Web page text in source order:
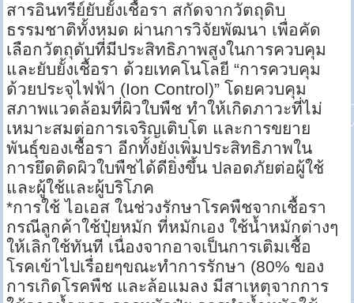
สารอินทรีย์ยับยั้งเชื้อรา สกัดจากวัตถุดิบ
ธรรมชาติทั้งหมด ผ่านการวิจัยพัฒนา เพื่อคัด
เลือกวัตถุดับที่มีประสิทธิภาพสูงในการควบคุม
และยับยั้งเชื้อรา ด้วยเทคโนโลยี “การควบคุม
ด้วยประจุไฟฟ้า (Ion Control)” โดยควบคุม
สภาพแวดล้อมที่ผิวใบพืช ทำให้เกิดภาวะที่ไม่
เหมาะสมต่อการเจริญเติบโต และการขยาย
พันธุ์ของเชื้อรา อีกทั้งยังเพิ่มประสิทธิภาพใน
การยึดติดผิวใบพืชได้ดียิ่งขึ้น ปลอดภัยต่อผู้ใช้
และผู้ใช้และผู้บริโภค
*การใช้ ไอเอส ในช่วงรักษาโรคพืชจากเชื้อรา
กรณีลูกค้าใช้ปุ๋ยหมัก ที่หมักเอง ใช้น้ำหมักต่างๆ
ให้เลิกใช้ทันที เนื่องจากอาจเป็นการเติมเชื้อ
โรคเข้าไปเรื่อยๆขณะทำการรักษา (80% ของ
การเกิดโรคพืช และล้อแมลง มีสาเหตุจากการ